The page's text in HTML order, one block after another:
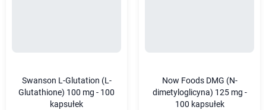
Swanson L-Glutation (L-
Glutathione) 100 mg - 100
kapsułek
Now Foods DMG (N-
dimetyloglicyna) 125 mg -
100 kapsułek